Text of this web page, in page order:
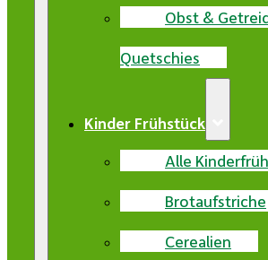
Obst &
Quetschies
Kinder Frühstück
Alle
Brotaufstriche
Cerealien